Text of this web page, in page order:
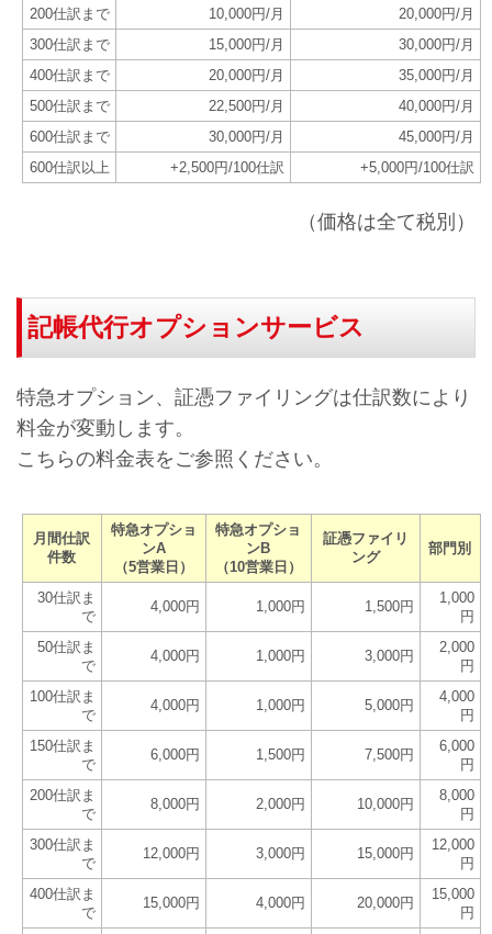
200仕訳まで
10,000円/月
20,000円/月
300仕訳まで
15,000円/月
30,000円/月
400仕訳まで
20,000円/月
35,000円/月
500仕訳まで
22,500円/月
40,000円/月
600仕訳まで
30,000円/月
45,000円/月
600仕訳以上
+2,500円/100仕訳 +5,000円/100仕訳
（価格は全て税別）
記帳代行オプションサービス
特急オプション、証憑ファイリングは仕訳数により
料金が変動します。
こちらの料金表をご参照ください。
月間仕訳
件数
特急オプショ
ンA
（5営業日）
特急オプショ
ンB
（10営業日）
証憑ファイリ
ング
部門別
30仕訳ま
で
4,000円 1,000円 1,500円
1,000
円
50仕訳ま
で
4,000円 1,000円 3,000円
2,000
円
100仕訳ま
で
4,000円 1,000円 5,000円
4,000
円
150仕訳ま
で
6,000円 1,500円 7,500円
6,000
円
200仕訳ま
で
8,000円 2,000円 10,000円
8,000
円
300仕訳ま
で
12,000円 3,000円 15,000円
12,000
円
400仕訳ま
で
15,000円 4,000円 20,000円
15,000
円